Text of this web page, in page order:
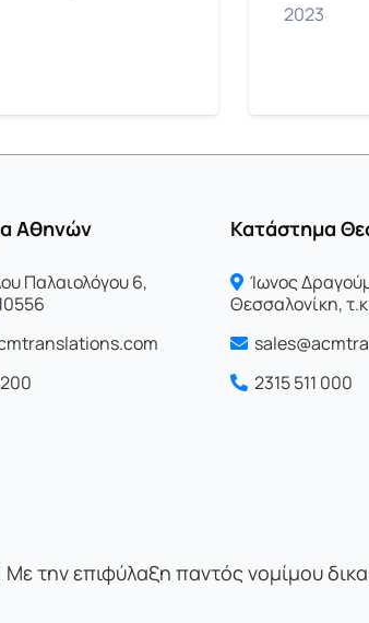
2023
Αθηνών
Παλαιολόγου 6,
Κατάστημα
Ίωνος
Θεσσαλονίκη,
2315 511 000
την επιφύλαξη παντός νομίμου